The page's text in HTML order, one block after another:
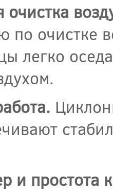
по очистке
легко
и простота